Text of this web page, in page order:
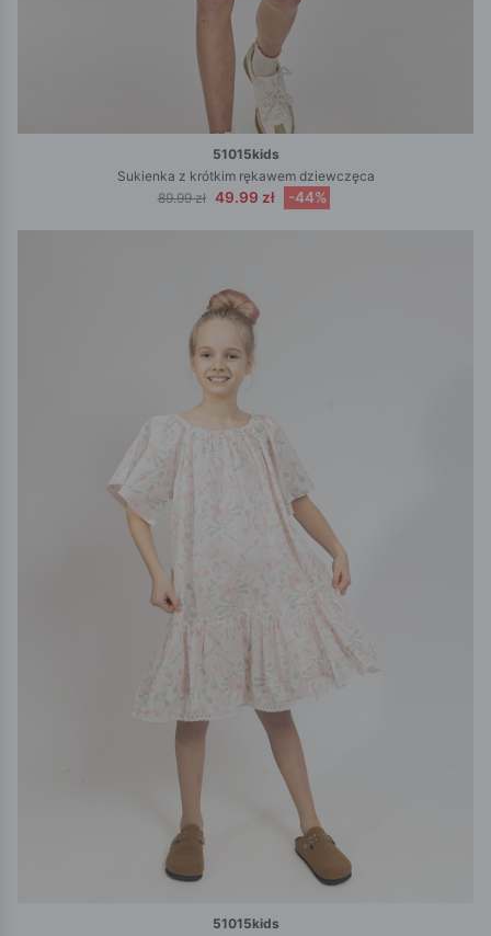
51015kids
Sukienka z krótkim rękawem dziewczęca
89.99 zł 49.99 zł -44%
51015kids